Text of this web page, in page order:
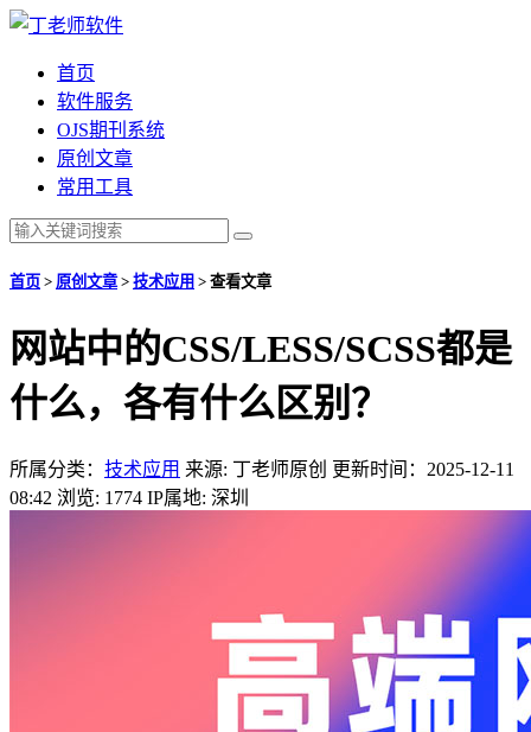
首页
软件服务
OJS期刊系统
原创文章
常用工具
首页 > 原创文章> 技术应用 > 查看文章
网站中的CSS/LESS/SCSS都是
什么，各有什么区别？
所属分类： 技术应用 来源: 丁老师原创 更新时间：2025-12-11
08:42 浏览: 1774 IP属地: 深圳